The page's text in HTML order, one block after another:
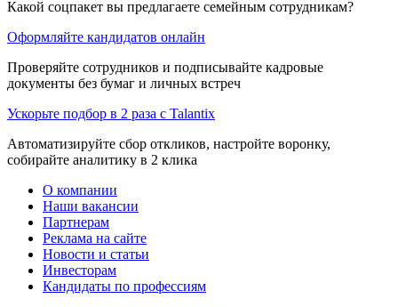
Какой соцпакет вы предлагаете семейным сотрудникам?
Оформляйте кандидатов онлайн
Проверяйте сотрудников и подписывайте кадровые
документы без бумаг и личных встреч
Ускорьте подбор в 2 раза с Talantix
Автоматизируйте сбор откликов, настройте воронку,
собирайте аналитику в 2 клика
О компании
Наши вакансии
Партнерам
Реклама на сайте
Новости и статьи
Инвесторам
Кандидаты по профессиям